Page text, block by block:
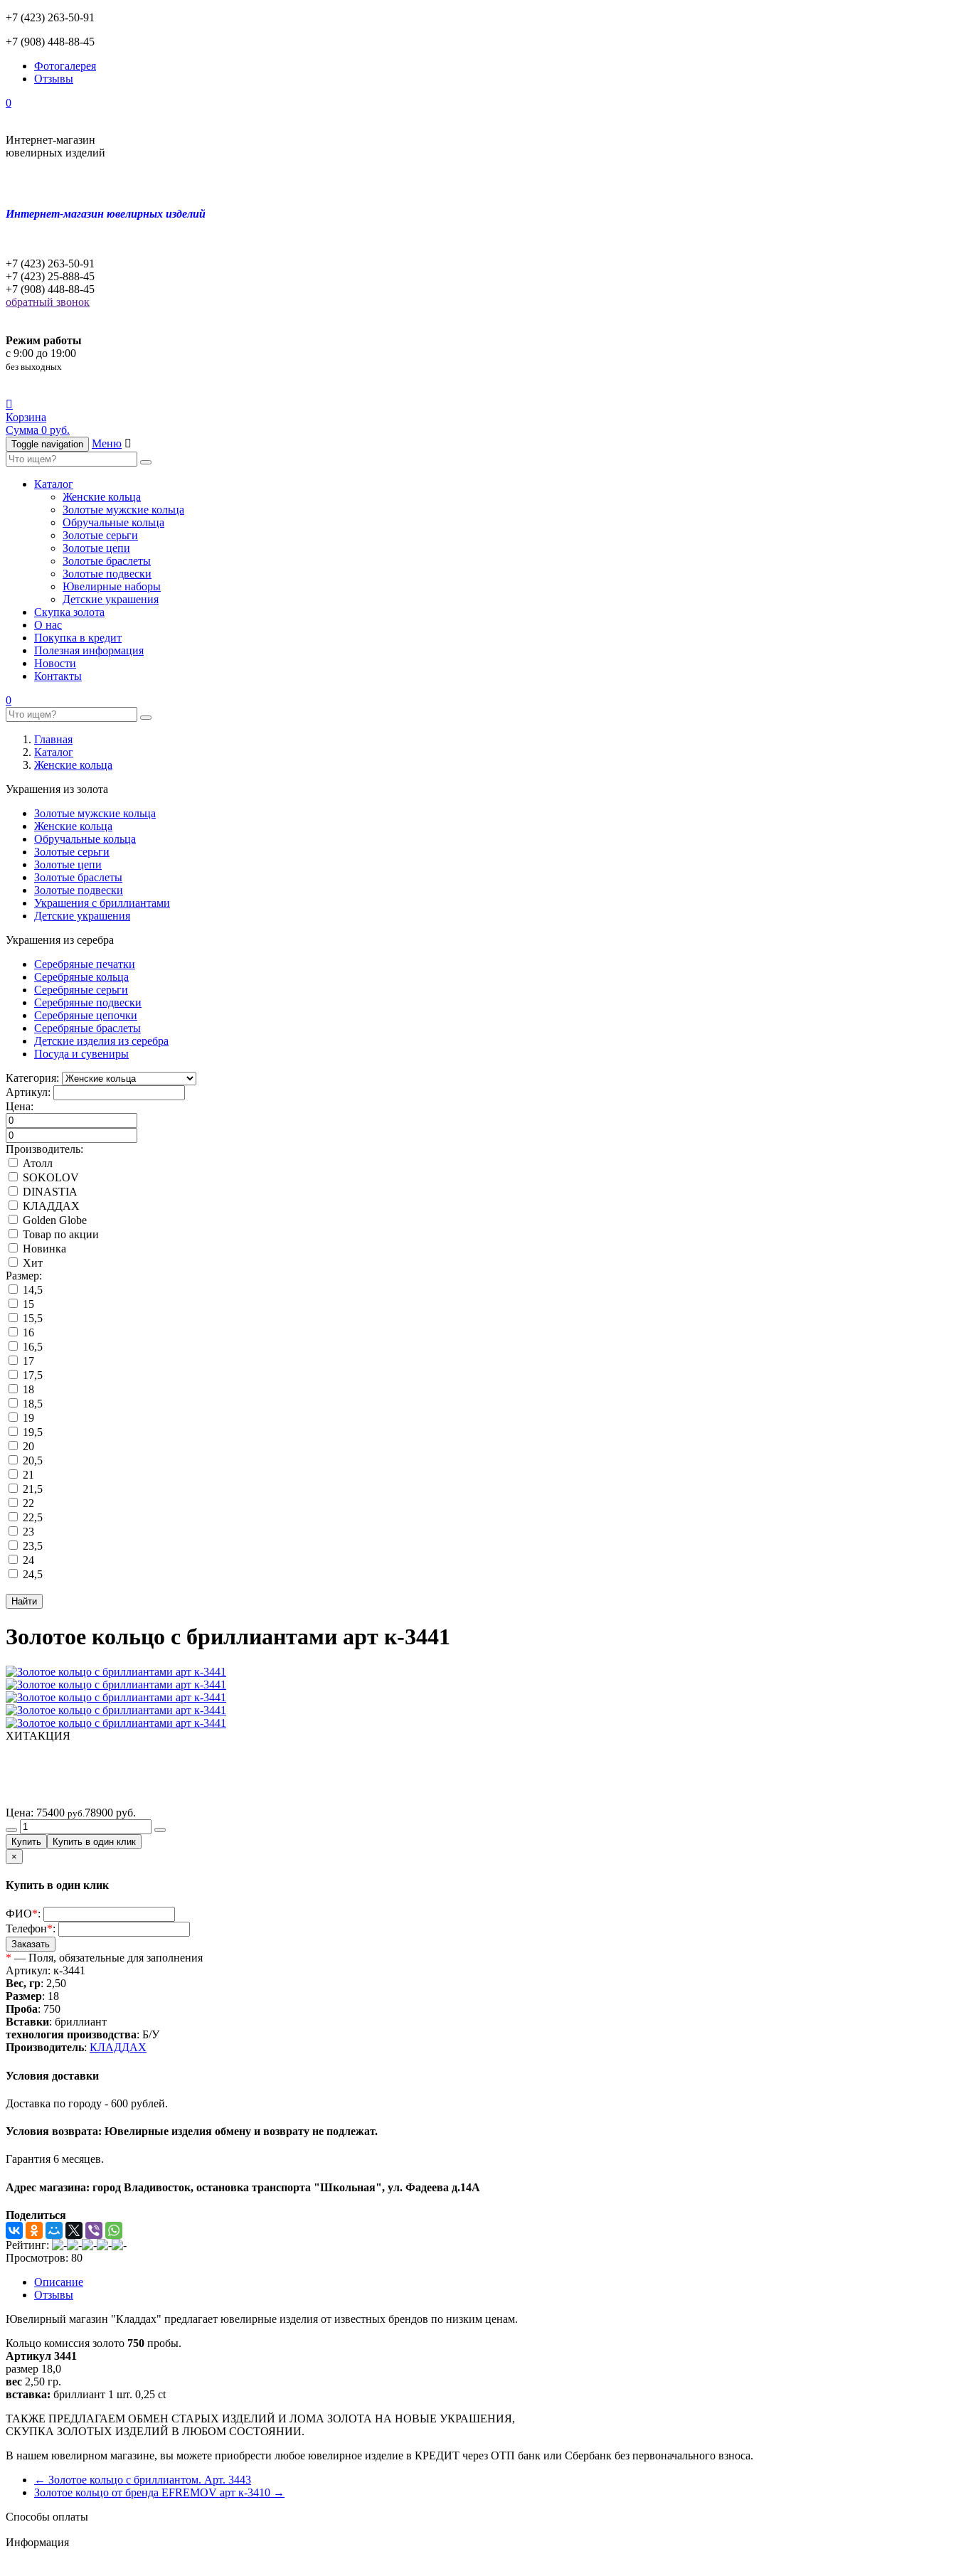
+7 (423) 263-50-91
+7 (908) 448-88-45
Фотогалерея
Отзывы
0
Интернет-магазин
ювелирных изделий
Интернет-магазин ювелирных изделий
+7 (423) 263-50-91
+7 (423) 25-888-45
+7 (908) 448-88-45
обратный звонок
Режим работы
c 9:00 до 19:00
без выходных
Корзина
Сумма 0 руб.
Toggle navigation Меню
Каталог
Женские кольца
Золотые мужские кольца
Обручальные кольца
Золотые серьги
Золотые цепи
Золотые браслеты
Золотые подвески
Ювелирные наборы
Детские украшения
Скупка золота
О нас
Покупка в кредит
Полезная информация
Новости
Контакты
0
Главная
Каталог
Женские кольца
Украшения из золота
Золотые мужские кольца
Женские кольца
Обручальные кольца
Золотые серьги
Золотые цепи
Золотые браслеты
Золотые подвески
Украшения с бриллиантами
Детские украшения
Украшения из серебра
Серебряные печатки
Серебряные кольца
Серебряные серьги
Серебряные подвески
Серебряные цепочки
Серебряные браслеты
Детские изделия из серебра
Посуда и сувениры
Категория:
Артикул:
Цена:
Производитель:
Атолл
SOKOLOV
DINASTIA
КЛАДДАХ
Golden Globe
Товар по акции
Новинка
Хит
Размер:
14,5
15
15,5
16
16,5
17
17,5
18
18,5
19
19,5
20
20,5
21
21,5
22
22,5
23
23,5
24
24,5
Золотое кольцо с бриллиантами арт к-3441
ХИТАКЦИЯ
Цена: 75400 руб. 78900 руб.
×
Купить в один клик
ФИО*:
Телефон*:
* — Поля, обязательные для заполнения
Артикул: к-3441
Вес, гр: 2,50
Размер: 18
Проба: 750
Вставки: бриллиант
технология производства: Б/У
Производитель: КЛАДДАХ
Условия доставки
Доставка по городу - 600 рублей.
Условия возврата: Ювелирные изделия обмену и возврату не подлежат.
Гарантия 6 месяцев.
Адрес магазина: город Владивосток, остановка транспорта "Школьная", ул. Фадеева д.14А
Поделиться
Рейтинг:
Просмотров: 80
Описание
Отзывы
Ювелирный магазин "Кладдах" предлагает ювелирные изделия от известных брендов по низким ценам.
Кольцо комиссия золото 750 пробы.
Артикул 3441
размер 18,0
вес 2,50 гр.
вставка: бриллиант 1 шт. 0,25 ct
ТАКЖЕ ПРЕДЛАГАЕМ ОБМЕН СТАРЫХ ИЗДЕЛИЙ И ЛОМА ЗОЛОТА НА НОВЫЕ УКРАШЕНИЯ,
СКУПКА ЗОЛОТЫХ ИЗДЕЛИЙ В ЛЮБОМ СОСТОЯНИИ.
В нашем ювелирном магазине, вы можете приобрести любое ювелирное изделие в КРЕДИТ через ОТП банк или Сбербанк без первоначального взноса.
← Золотое кольцо с бриллиантом. Арт. 3443
Золотое кольцо от бренда EFREMOV арт к-3410 →
Способы оплаты
Информация